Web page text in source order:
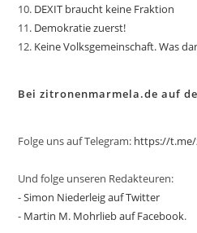
DEXIT braucht keine Fraktion
Demokratie zuerst!
Keine Volksgemeinschaft. Was
Bei zitronenmarmela.de auf
Folge uns auf Telegram: https://
Und folge unseren Redakteuren:
-Simon Niederleig auf Twitter
- Martin M. Mohrlieb auf Facebook.